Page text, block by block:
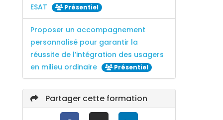
ESAT
Présentiel
Proposer un accompagnement
personnalisé pour garantir la
réussite de l’intégration des usagers
en milieu ordinaire
Présentiel
Partager cette formation